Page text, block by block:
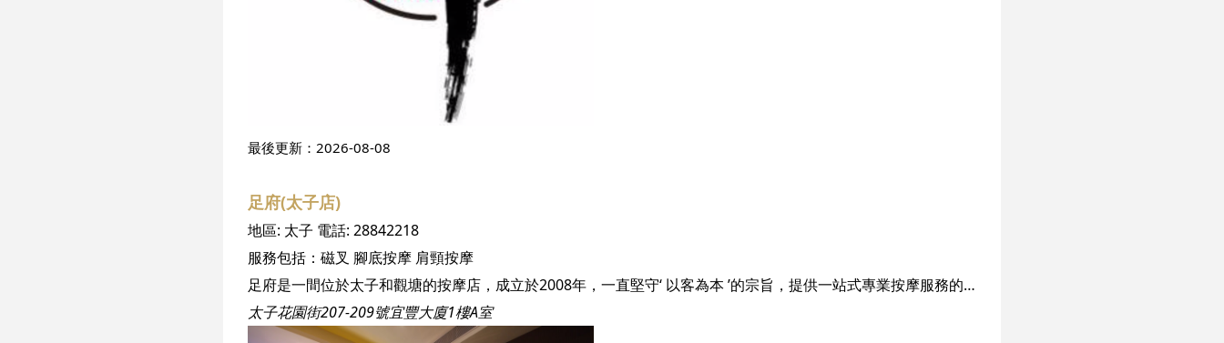
最後更新： 2026-08-08
足府(太子店)
地區: 太子 電話: 28842218
服務包括： 磁叉 腳底按摩 肩頸按摩
足府是一間位於太子和觀塘的按摩店，成立於2008年，一直堅守‘ 以客為本 ’的宗旨，提供一站式專業按摩服務的專門店，成功地建立口碑。 短短數年多 ， 已為 超過十萬名尊貴客戶提供健康休閒的養身保健服務。
太子花園街207-209號宜豐大廈1樓A室